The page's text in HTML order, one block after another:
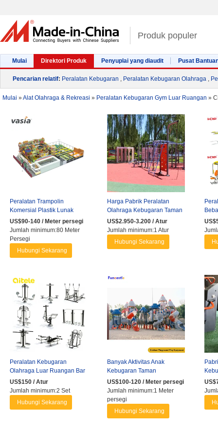
Produk populer
Mulai Direktori Produk Penyuplai yang diaudit Pusat
Pencarian relatif: Peralatan Kebugaran , Peralatan Kebugaran Olahraga ,
Mulai »Alat Olahraga & Rekreasi » Peralatan Kebugaran Gym Luar Ruangan »
Peralatan Trampolin
Komersial Plastik Lunak
untuk Permainan Amusement
Dalam ...
US$90-140 / Meter persegi
Jumlah minimum:80 Meter
Persegi
Hubungi Sekarang
Harga Pabrik Peralatan
Olahraga Kebugaran Taman
Luar Ruangan Latihan ...
US$2.950-3.200 / Atur
Jumlah minimum:1 Atur
Hubungi Sekarang
Luar
Gym
Peralatan Kebugaran
Olahraga Luar Ruangan Bar
Horizontal Ganda
US$150 / Atur
Jumlah minimum:2 Set
Hubungi Sekarang
Banyak Aktivitas Anak
Kebugaran Taman
Permainan Peralatan
Bermain Luar Ruangan ...
US$100-120 / Meter persegi
Jumlah minimum:1 Meter
persegi
Hubungi Sekarang